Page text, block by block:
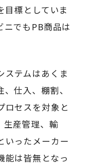
目標としていま
ニでもPB商品は
ステムはあくま
仕入、棚割、
ロセスを対象と
生産管理、輸
いったメーカー
能は皆無となっ